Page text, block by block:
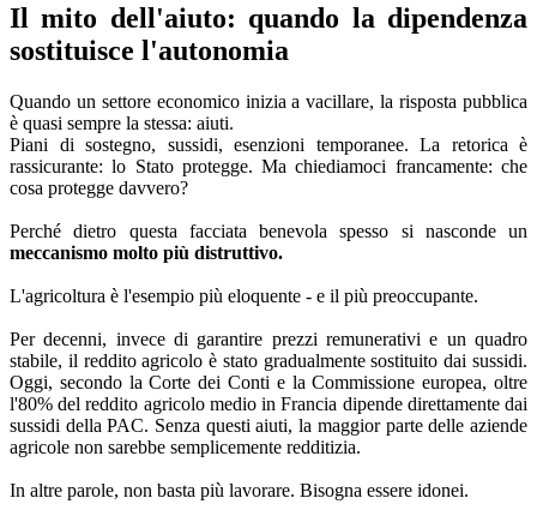
Il mito dell'aiuto: quando la dipendenza
sostituisce l'autonomia
Quando un settore economico inizia a vacillare, la risposta pubblica
è quasi sempre la stessa: aiuti.
Piani di sostegno, sussidi, esenzioni temporanee. La retorica è
rassicurante: lo Stato protegge. Ma chiediamoci francamente: che
cosa protegge davvero?
Perché dietro questa facciata benevola spesso si nasconde un
meccanismo molto più distruttivo.
L'agricoltura è l'esempio più eloquente - e il più preoccupante.
Per decenni, invece di garantire prezzi remunerativi e un quadro
stabile, il reddito agricolo è stato gradualmente sostituito dai sussidi.
Oggi, secondo la Corte dei Conti e la Commissione europea, oltre
l'80% del reddito agricolo medio in Francia dipende direttamente dai
sussidi della PAC. Senza questi aiuti, la maggior parte delle aziende
agricole non sarebbe semplicemente redditizia.
In altre parole, non basta più lavorare. Bisogna essere idonei.